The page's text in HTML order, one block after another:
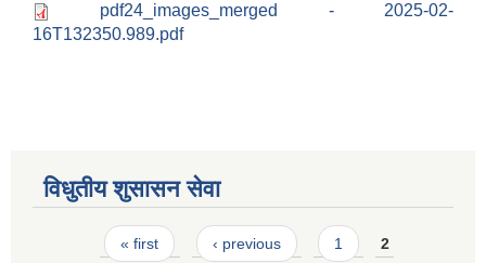
pdf24_images_merged - 2025-02-
16T132350.989.pdf
विधुतीय शुसासन सेवा
Pages« first ‹ previous 1 2